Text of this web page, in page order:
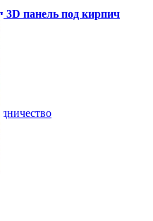
панель под кирпич